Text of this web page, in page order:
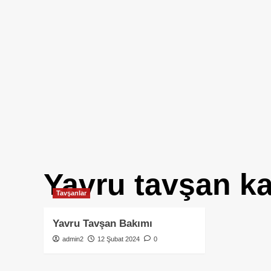
Yavru tavşan
Tavşanlar
Yavru Tavşan Bakımı
admin2 12 Şubat 2024 0